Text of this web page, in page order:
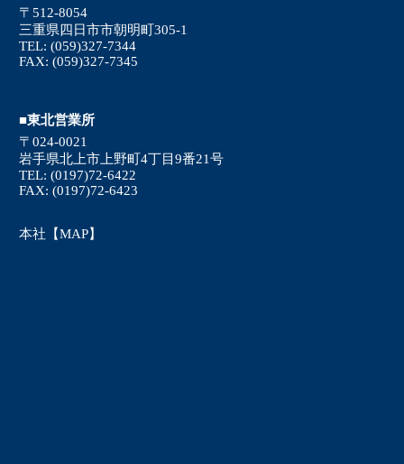
〒512-8054
三重県四日市市朝明町305-1
TEL: (059)327-7344
FAX: (059)327-7345
■東北営業所
〒024-0021
岩手県北上市上野町4丁目9番21号
TEL: (0197)72-6422
FAX: (0197)72-6423
本社【MAP】